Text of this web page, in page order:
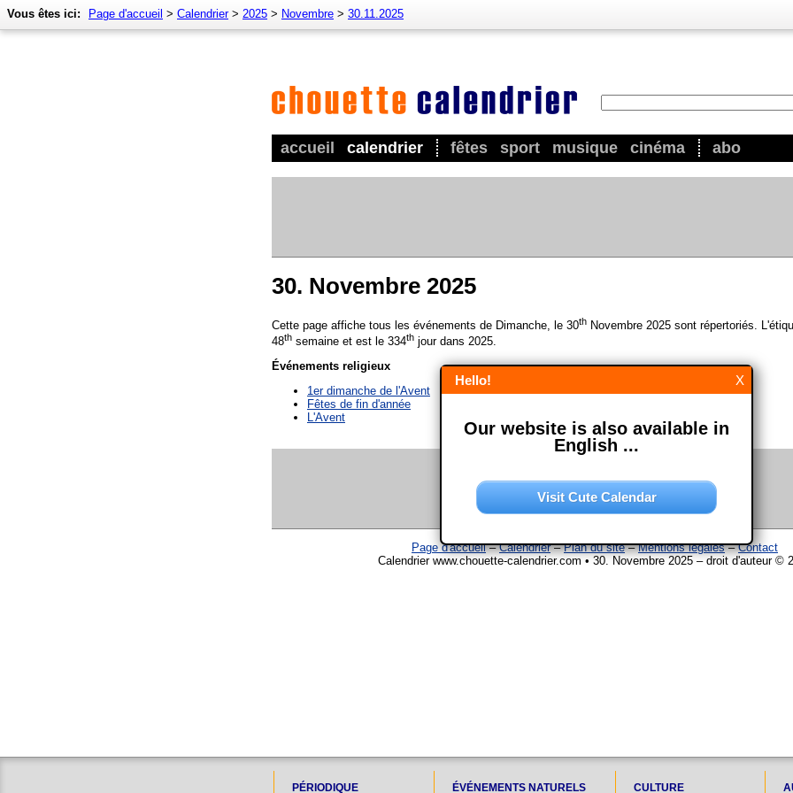
accueil calendrier fêtes sport musique cinéma abo
Vous êtes ici: Page d'accueil > Calendrier> 2025 > Novembre > 30.11.2025
30. Novembre 2025
Cette page affiche tous les événements de Dimanche, le 30th Novembre 2025 sont répertoriés.
48th semaine et est le 334th jour dans 2025.
Événements religieux
1er dimanche de l'Avent
Fêtes de fin d'année
L'Avent
Page d'accueil–Calendrier–Plan du site–Mentions légales–Contact
Calendrier www.chouette-calendrier.com • 30. Novembre 2025 – droit d'auteur ©
PÉRIODIQUE ÉVÉNEMENTS NATURELS CULTURE
X
Hello!
Our website is also available in
English ...
Visit Cute Calendar